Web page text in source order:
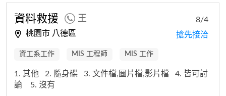
資料救援 王
桃園市 八德區
8/4
搶先接洽
資工系工作 MIS 工程師 MIS 工作
1. 其他 2. 隨身碟 3. 文件檔,圖片檔,影片檔
4. 皆可討
論
5. 沒有